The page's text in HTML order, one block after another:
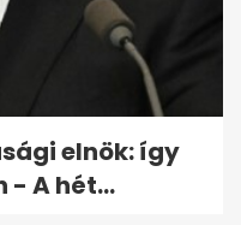
elnök: így
- A hét...